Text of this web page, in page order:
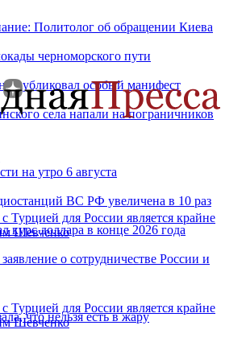
Политолог об обращении Киева
черноморского пути
опубликовал особый манифест
села напали на пограничников
на утро 6 августа
ВС РФ увеличена в 10 раз
курс доллара в конце 2026 года
о сотрудничестве России и
что нельзя есть в жару
Турцией для России является крайне
Шевченко
Турцией для России является крайне
Шевченко